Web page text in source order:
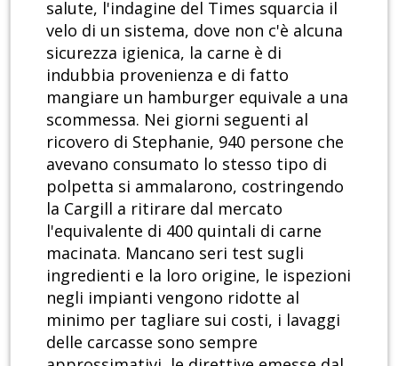
salute, l'indagine del Times squarcia il
velo di un sistema, dove non c'è alcuna
sicurezza igienica, la carne è di
indubbia provenienza e di fatto
mangiare un hamburger equivale a una
scommessa. Nei giorni seguenti al
ricovero di Stephanie, 940 persone che
avevano consumato lo stesso tipo di
polpetta si ammalarono, costringendo
la Cargill a ritirare dal mercato
l'equivalente di 400 quintali di carne
macinata. Mancano seri test sugli
ingredienti e la loro origine, le ispezioni
negli impianti vengono ridotte al
minimo per tagliare sui costi, i lavaggi
delle carcasse sono sempre